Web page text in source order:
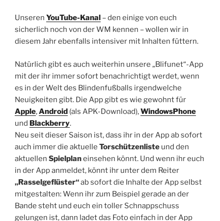
Unseren YouTube-Kanal – den einige von euch
sicherlich noch von der WM kennen – wollen wir in
diesem Jahr ebenfalls intensiver mit Inhalten füttern.
Natürlich gibt es auch weiterhin unsere „Blifunet“-App
mit der ihr immer sofort benachrichtigt werdet, wenn
es in der Welt des Blindenfußballs irgendwelche
Neuigkeiten gibt. Die App gibt es wie gewohnt für
Apple,Android (als APK-Download),WindowsPhone
und Blackberry.
Neu seit dieser Saison ist, dass ihr in der App ab sofort
auch immer die aktuelle Torschützenliste und den
aktuellen Spielplaneinsehen könnt. Und wenn ihr euch
in der App anmeldet, könnt ihr unter dem Reiter
„Rasselgeflüster“ab sofort die Inhalte der App selbst
mitgestalten: Wenn ihr zum Beispiel gerade an der
Bande steht und euch ein toller Schnappschuss
gelungen ist, dann ladet das Foto einfach in der App